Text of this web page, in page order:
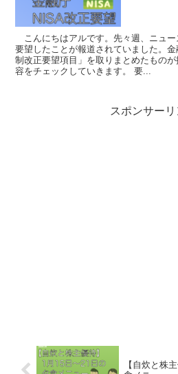
こんにちはアルです。先々週、ニュ
要望したことが報道されていました。
制改正要望項目」を取りまとめたもの
容をチェックしていきます。 要...
スポンサーリ
【自炊と株